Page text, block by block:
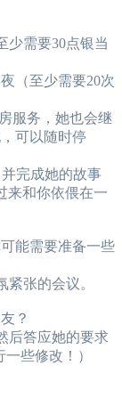
少需要30点银当
（至少需要20次
服务，她也会继
可以随时停
完成她的故事
来和你依偎在一
能需要准备一些
紧张的会议。
？
后答应她的要求
些修改！）